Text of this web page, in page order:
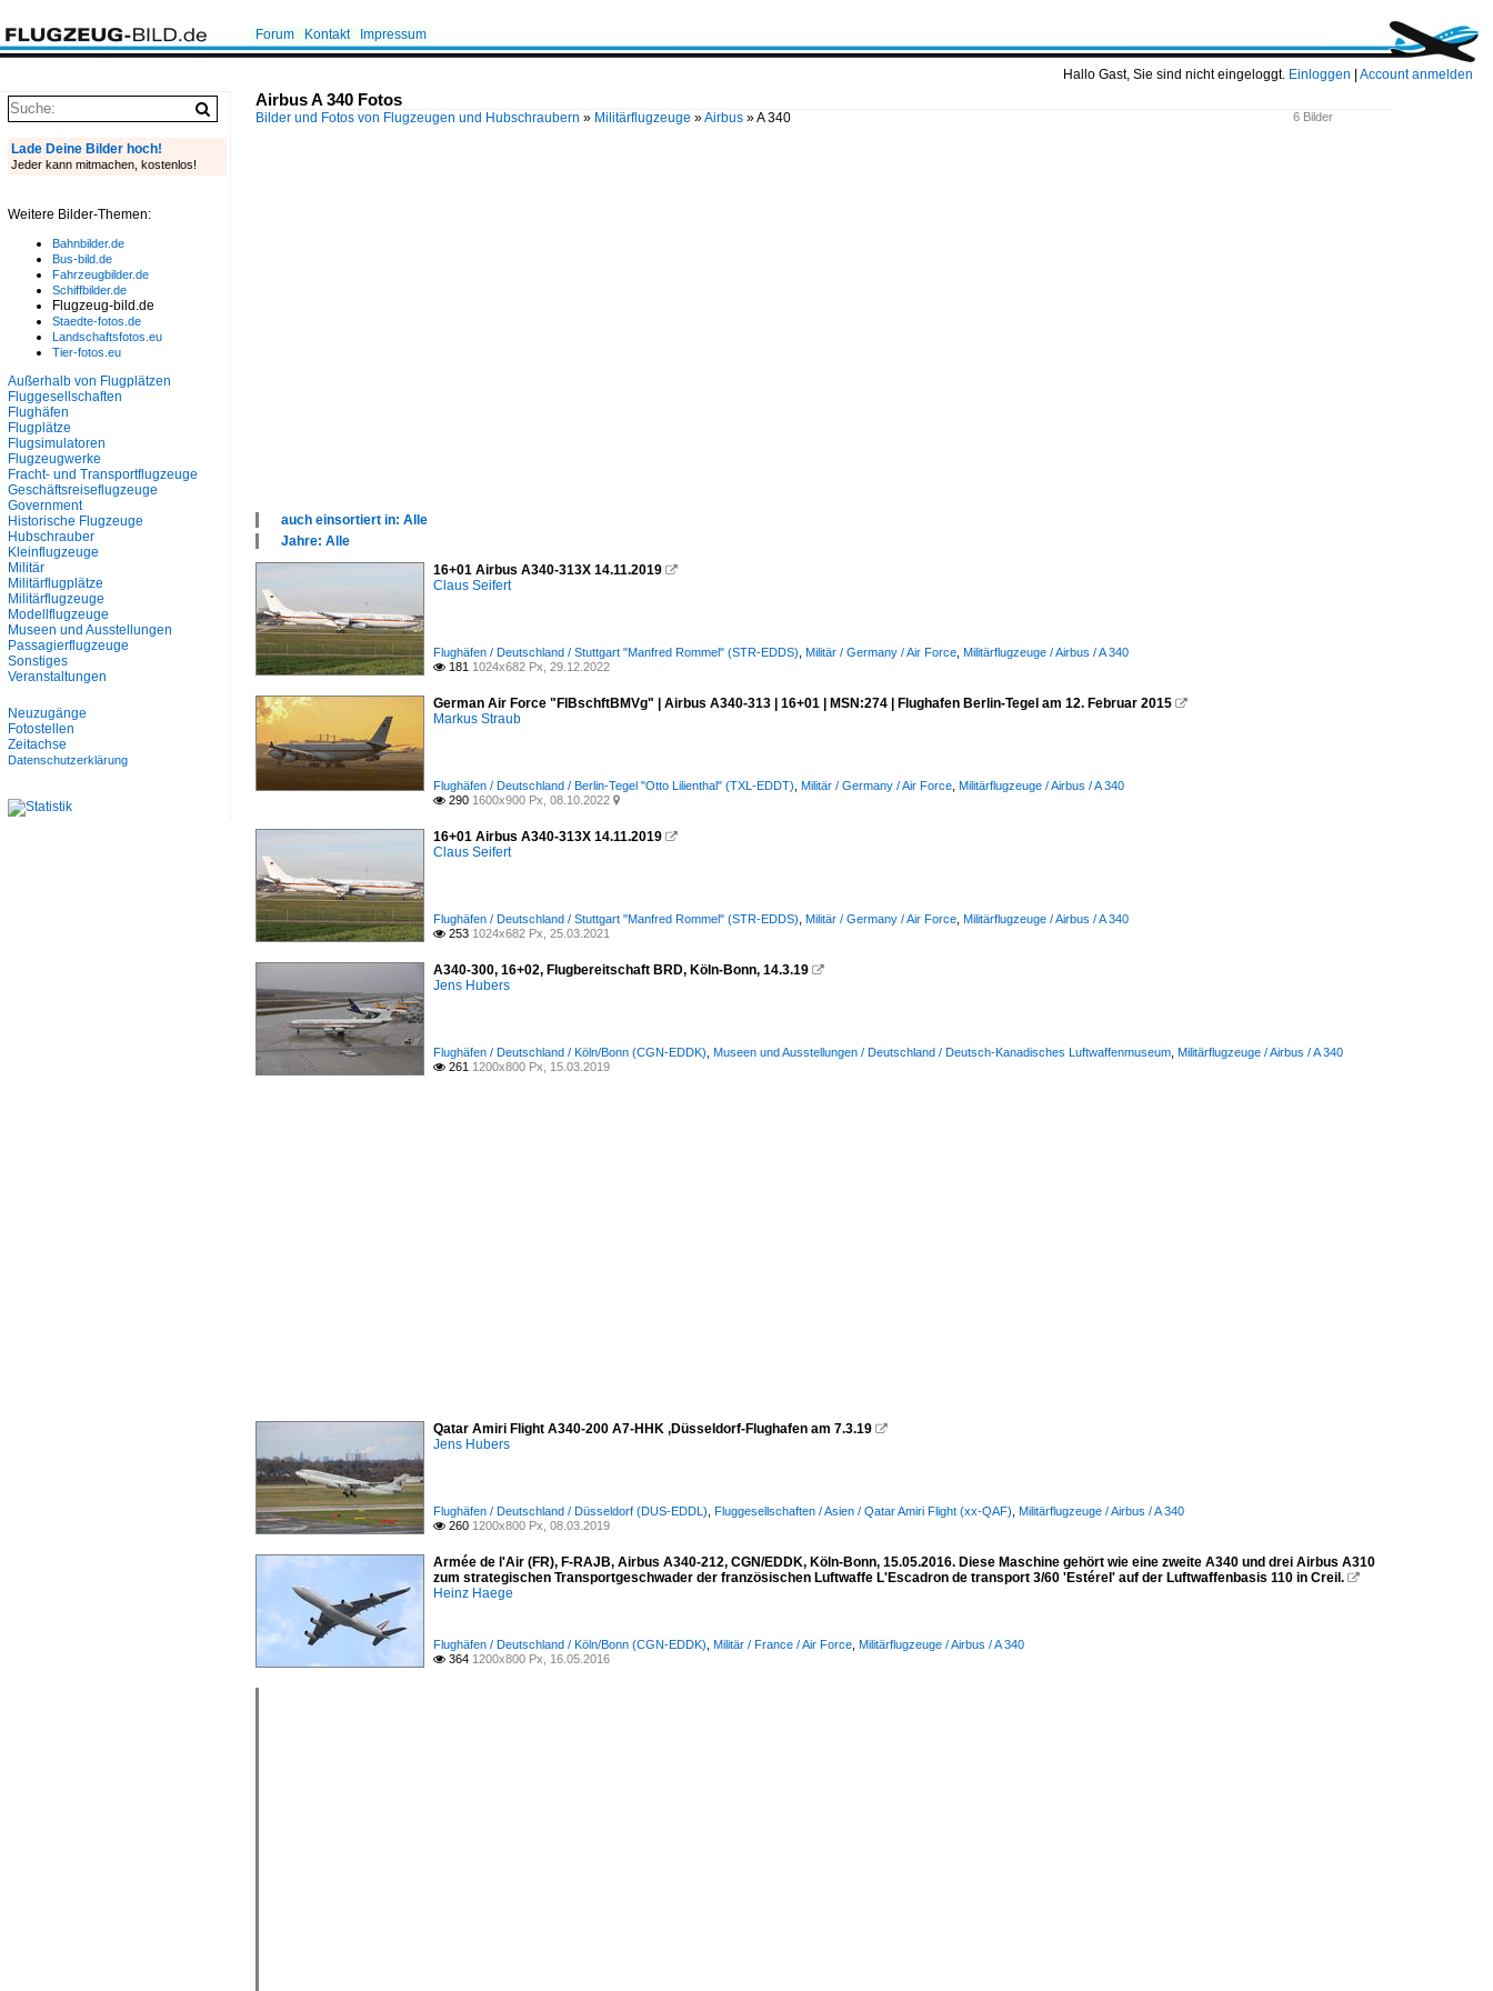
Hallo Gast, Sie sind nicht eingeloggt. Einloggen Account anmelden
Forum Kontakt Impressum
Airbus A 340 Fotos
6 Bilder
Bilder und Fotos von Flugzeugen und Hubschraubern » Militärflugzeuge »Airbus »A 340
auch einsortiert in: Alle
Militär
Museen und Ausstellungen
Jahre: Alle
2020
16+01 Airbus A340-313X 14.11.2019 
Claus Seifert
Flughäfen / Deutschland / Stuttgart "Manfred Rommel" (STR-EDDS) Militär / Germany / Air Force Militärflugzeuge / Airbus / A 340
 181 1024x682 Px, 29.12.2022
German Air Force "FlBschftBMVg" | Airbus A340-313 | 16+01 | MSN:274 | Flughafen Berlin-Tegel am 12. Februar 2015 
Markus Straub
Flughäfen / Deutschland / Berlin-Tegel "Otto Lilienthal" (TXL-EDDT) Militär / Germany / Air Force Militärflugzeuge / Airbus / A 340
 290 1600x900 Px, 08.10.2022 
16+01 Airbus A340-313X 14.11.2019 
Claus Seifert
Flughäfen / Deutschland / Stuttgart "Manfred Rommel" (STR-EDDS) Militär / Germany / Air Force Militärflugzeuge / Airbus / A 340
 253 1024x682 Px, 25.03.2021
A340-300, 16+02, Flugbereitschaft BRD, Köln-Bonn, 14.3.19 
Jens Hubers
Flughäfen / Deutschland / Köln/Bonn (CGN-EDDK) Museen und Ausstellungen / Deutschland / Deutsch-Kanadisches Luftwaffenmuseum Militärflugzeuge / Airbus / A 340
 261 1200x800 Px, 15.03.2019
Qatar Amiri Flight A340-200 A7-HHK ,Düsseldorf-Flughafen am 7.3.19 
Jens Hubers
Flughäfen / Deutschland / Düsseldorf (DUS-EDDL) Fluggesellschaften / Asien / Qatar Amiri Flight (xx-QAF) Militärflugzeuge / Airbus / A 340
 260 1200x800 Px, 08.03.2019
Armée de l'Air (FR), F-RAJB, Airbus A340-212, CGN/EDDK, Köln-Bonn, 15.05.2016. Diese Maschine gehört wie eine zweite A340 und drei Airbus A310
zum strategischen Transportgeschwader der französischen Luftwaffe L'Escadron de transport 3/60 'Estérel' auf der Luftwaffenbasis 110 in Creil. 
Heinz Haege
Flughäfen / Deutschland / Köln/Bonn (CGN-EDDK) Militär / France / Air Force Militärflugzeuge / Airbus / A 340
 364 1200x800 Px, 16.05.2016
Lade Deine Bilder hoch!
Jeder kann mitmachen, kostenlos!
Weitere Bilder-Themen:
Bahnbilder.de
Bus-bild.de
Fahrzeugbilder.de
Schiffbilder.de
Flugzeug-bild.de
Staedte-fotos.de
Landschaftsfotos.eu
Tier-fotos.eu
Außerhalb von Flugplätzen
Fluggesellschaften
Flughäfen
Flugplätze
Flugsimulatoren
Flugzeugwerke
Fracht- und Transportflugzeuge
Geschäftsreiseflugzeuge
Government
Historische Flugzeuge
Hubschrauber
Kleinflugzeuge
Militär
Militärflugplätze
Militärflugzeuge
Modellflugzeuge
Museen und Ausstellungen
Passagierflugzeuge
Sonstiges
Veranstaltungen
Neuzugänge
Fotostellen
Zeitachse
Datenschutzerklärung